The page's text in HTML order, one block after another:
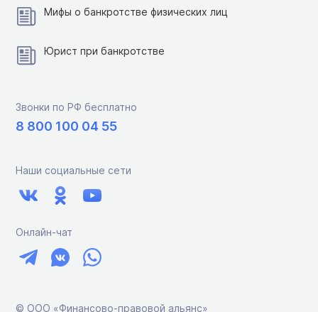
Мифы о банкротстве физических лиц
Юрист при банкротстве
Звонки по РФ бесплатно
8 800 100 04 55
Наши социальные сети
Онлайн-чат
© ООО «Финансово-правовой альянс»